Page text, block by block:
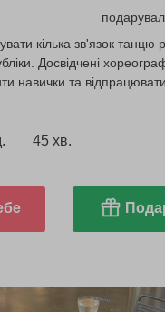
кілька зв'язок танцю
Досвідчені
навички та
45 хв.